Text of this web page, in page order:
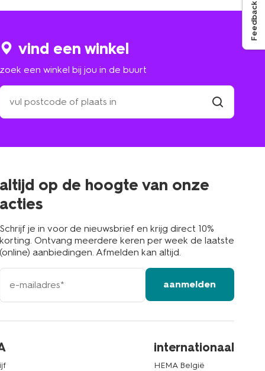
vind een winkel
zoek een winkel bij jou in de buurt
zoek
een
winkel
altijd op de hoogte van onze
acties
Schrijf je in voor de nieuwsbrief en krijg direct 10%
korting. Ontvang meerdere keren per week de laatste
(online) aanbiedingen. Afmelden kan altijd.
e-
mailadres
aanmelden
internationaal
HEMA België
Feedback